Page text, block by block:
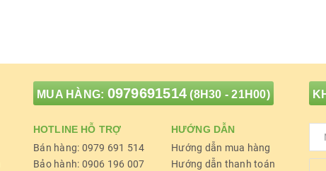
MUA HÀNG: 0979691514 (8H30 - 21H00)
HOTLINE HỖ TRỢ
Bán hàng: 0979 691 514
Bảo hành: 0906 196 007
HƯỚNG DẪN
Hướng dẫn mua hàng
Hướng dẫn thanh toán